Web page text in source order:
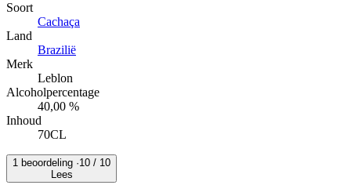
Soort
Cachaça
Land
Brazilië
Merk
Leblon
Alcoholpercentage
40,00 %
Inhoud
70CL
1 beoordeling ·10 / 10
Lees